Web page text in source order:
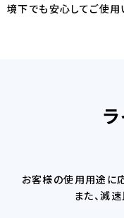
境下でも安心してご使用
お客様の使用用途に
また、減